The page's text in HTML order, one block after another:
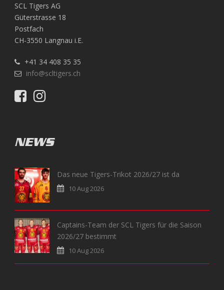
SCL Tigers AG
Güterstrasse 18
Postfach
CH-3550 Langnau i.E.
+41 34 408 35 35
info@scltigers.ch
NEWS
Das neue Tigers-Trikot 2026/27 ist da
10 Aug 2026
Captains-Team der SCL Tigers für die Saison
2026/27 bestimmt
10 Aug 2026